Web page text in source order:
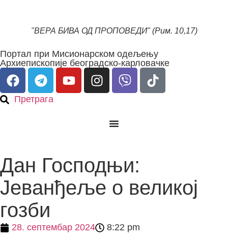
"ВЕРА БИВА ОД ПРОПОВЕДИ" (Рим. 10,17)
Портал при Мисионарском одељењу
Архиепископије београдско-карловачке
Претрага
Дан Господњи:
Jeванђеље о великој
гозби
28. септембар 2024 8:22 pm